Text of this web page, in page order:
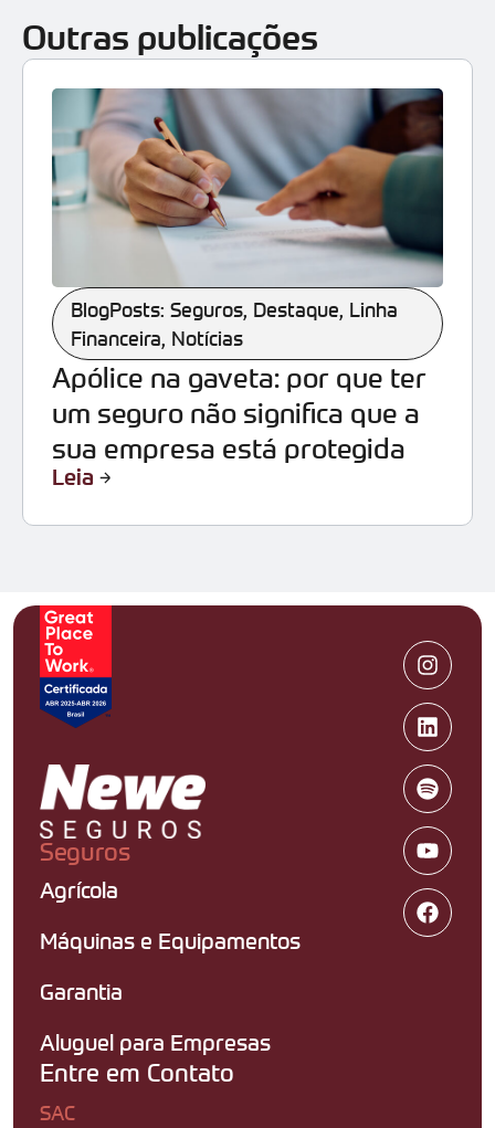
Outras publicações
BlogPosts: Seguros, Destaque, Linha
Financeira, Notícias
Apólice na gaveta: por que ter
um seguro não significa que a
sua empresa está protegida
Leia
Seguros
Agrícola
Máquinas e Equipamentos
Garantia
Aluguel para Empresas
Entre em Contato
SAC